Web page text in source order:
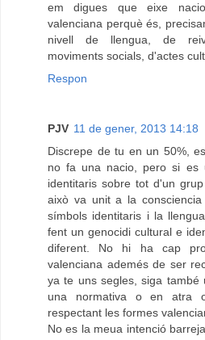
em digues que eixe
valenciana perquè és,
nivell de llengua, de
moviments socials, d'actes
Respon
PJV 11 de gener, 2013 14:18
Discrepe de tu en un 50%,
no fa una nacio, pero si es
identitaris sobre tot d'un
això va unit a la
símbols identitaris i la
fent un genocidi cultural e
diferent. No hi ha cap
valenciana ademés de ser
ya te uns segles, siga també
una normativa o en atra
respectant les formes
No es la meua intenció